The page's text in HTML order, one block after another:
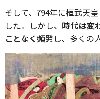
そして、794年に桓武天
した。しかし、 時代は変
ことなく頻発 し、多くの